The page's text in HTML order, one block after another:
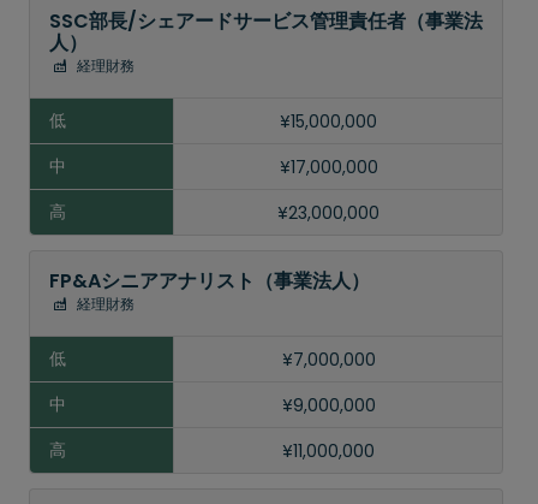
高
SSC部長/シェアードサービス管理責任者（事業法
人）
経理財務
¥15,000,000
¥17,000,000
¥23,000,000
FP&Aシニアアナリスト（事業法人）
経理財務
¥7,000,000
¥9,000,000
¥11,000,000